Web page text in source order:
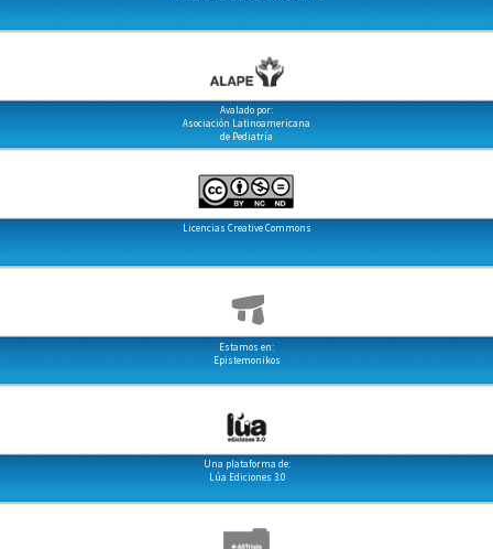
Avalado por:
Asociación Latinoamericana
de Pediatría
Licencias Creative Commons
Estamos en:
Epistemonikos
Una plataforma de:
Lúa Ediciones 3.0